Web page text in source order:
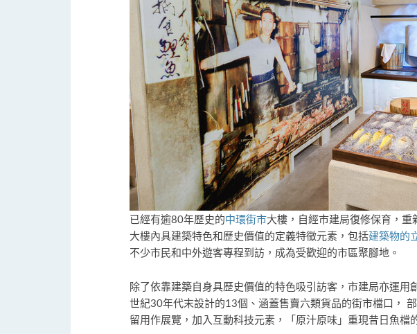
已經有逾80年歷史的中環街市大樓，自經市建局復修保育，
大樓內具建築特色和歷史價值的定義特徵元素，包括建築物的
不少市民和中外遊客專程到訪，成為受歡迎的市區聚腳地。
除了依靠建築自身具歷史價值的特色吸引訪客，市建局亦運
世紀30年代末設計的13個、涵蓋售賣六類貨品的街市檔口，
留用作展覽，加入互動科技元素，「原汁原味」重現昔日魚檔